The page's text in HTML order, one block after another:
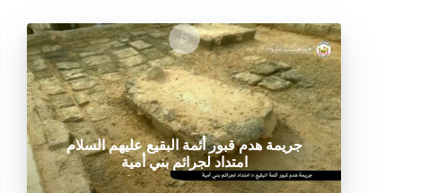
جريمة هدم قبور أئمة البقيع عليهم السلام
امتداد لجرائم بني أمية